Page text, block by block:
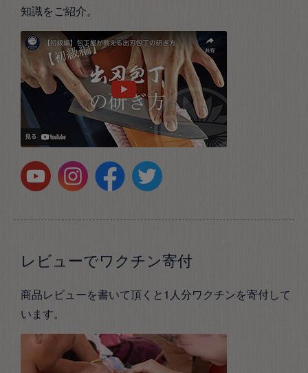
知識をご紹介。
レビューでワクチン寄付
商品レビューを書いて頂くと1人分ワクチンを寄付して
います。